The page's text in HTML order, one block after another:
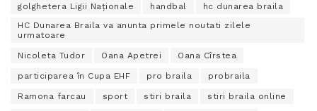
golghetera Ligii Naționale handbal
hc dunarea braila
HC Dunarea Braila va anunta primele noutati zilele
urmatoare
Nicoleta Tudor Oana Apetrei Oana Cîrstea
participarea în Cupa EHF pro braila probraila
Ramona farcau sport stiri braila stiri braila online